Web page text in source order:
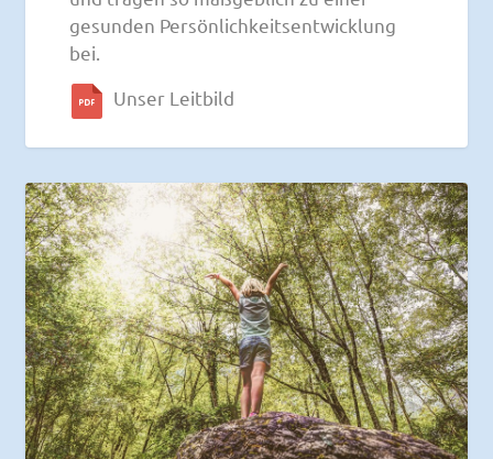
gesunden Persönlichkeitsentwicklung
bei.
Unser Leitbild